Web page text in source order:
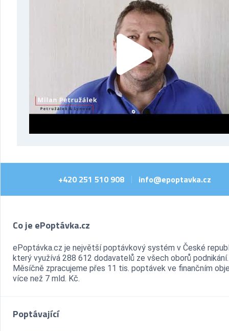
+420 251 510 908 info@epoptavka.cz
Co je ePoptávka.cz
ePoptávka.cz je největší poptávkový systém v České
který využívá 288 612 dodavatelů ze všech oborů podnikání.
Měsíčně zpracujeme přes 11 tis. poptávek ve finančním
více než 7 mld. Kč.
Poptávající